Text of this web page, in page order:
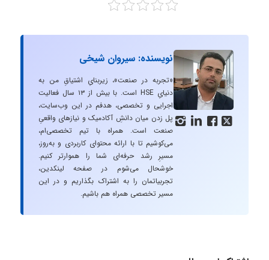
   
نویسنده: سیروان شیخی
«تجربه در صنعت»، زیربنایِ اشتیاقِ من به
دنیایِ HSE است. با بیش از ۱۳ سال فعالیت
اجرایی و تخصصی، هدفم در این وب‌سایت،
پل زدن میان دانشِ آکادمیک و نیازهای واقعیِ
صنعت است. همراه با تیم تخصصی‌ام،
می‌کوشیم تا با ارائه محتوای کاربردی و به‌روز،
مسیرِ رشد حرفه‌ای شما را هموارتر کنیم.
خوشحال می‌شوم در صفحه لینکدین،
تجربیاتمان را به اشتراک بگذاریم و در این
مسیر تخصصی همراه هم باشیم.